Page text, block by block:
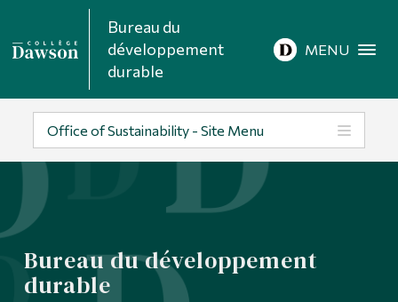
Bureau du
développement
durable
MENU
Office of Sustainability - Site Menu
Bureau du développement
durable
Recherche sur le site
Recherche de personnes
Carrières